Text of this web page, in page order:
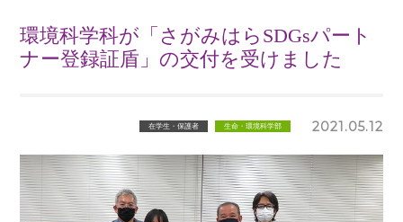
環境科学科が「さがみはらSDGsパート
ナー登録証盾」の交付を受けました
在学生・保護者 生命・環境科学部 2021.05.12